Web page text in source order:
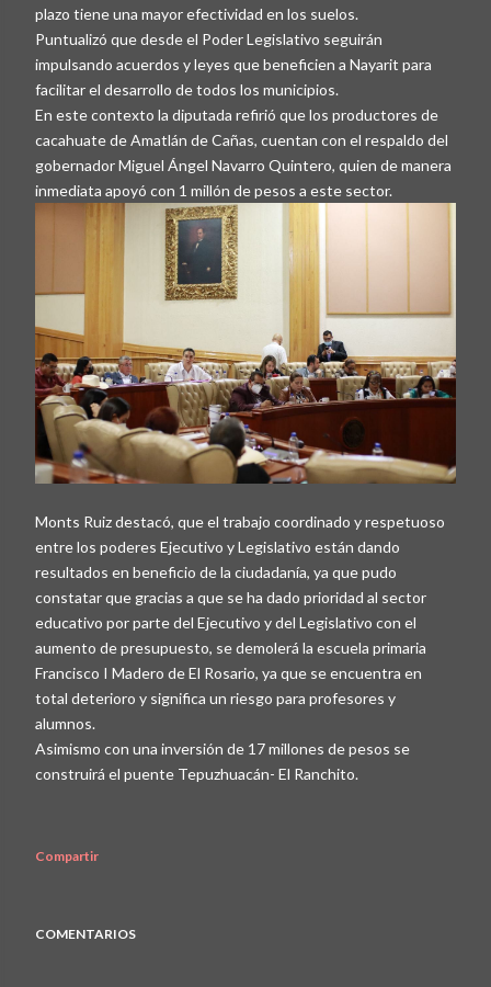
plazo tiene una mayor efectividad en los suelos.
Puntualizó que desde el Poder Legislativo seguirán
impulsando acuerdos y leyes que beneficien a Nayarit para
facilitar el desarrollo de todos los municipios.
En este contexto la diputada refirió que los productores de
cacahuate de Amatlán de Cañas, cuentan con el respaldo del
gobernador Miguel Ángel Navarro Quintero, quien de manera
inmediata apoyó con 1 millón de pesos a este sector.
Monts Ruiz destacó, que el trabajo coordinado y respetuoso
entre los poderes Ejecutivo y Legislativo están dando
resultados en beneficio de la ciudadanía, ya que pudo
constatar que gracias a que se ha dado prioridad al sector
educativo por parte del Ejecutivo y del Legislativo con el
aumento de presupuesto, se demolerá la escuela primaria
Francisco I Madero de El Rosario, ya que se encuentra en
total deterioro y significa un riesgo para profesores y
alumnos.
Asimismo con una inversión de 17 millones de pesos se
construirá el puente Tepuzhuacán- El Ranchito.
Compartir
COMENTARIOS